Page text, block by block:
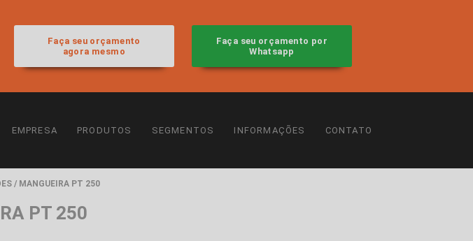
Faça seu orçamento
agora mesmo
Faça seu orçamento por
Whatsapp
EMPRESA PRODUTOS SEGMENTOS INFORMAÇÕES CONTATO
/ MANGUEIRA PT 250
PT 250